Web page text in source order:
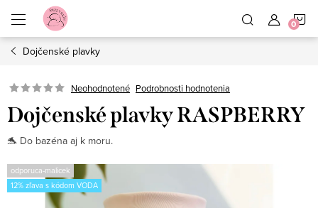
obsah
Dojčenské plavky
Neohodnotené Podrobnosti hodnotenia
Dojčenské plavky RASPBERRY
🐬 Do bazéna aj k moru.
odporuca-malicek
12% zľava s kódom VODA